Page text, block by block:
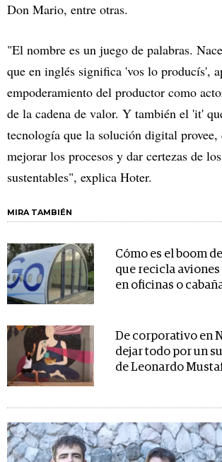
Don Mario, entre otras.
"El nombre es un juego de palabras.
que en inglés significa 'vos lo producís',
empoderamiento del productor como
de la cadena de valor. Y también el 'it'
tecnología que la solución digital provee,
mejorar los procesos y dar certezas de
sustentables", explica Hoter.
MIRA TAMBIÉN
Cómo es el boom
que recicla
en oficinas o
De corporativo en
dejar todo por un
de Leonardo